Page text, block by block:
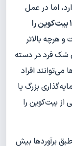
اما در عمل
افرادی با بیش از حدود ۱٬۰۰۰ بیت‌کوین را
و هرچه بالاتر
بدون شک فرد در دسته
افراد
بزرگ یا
بیت‌کوین را
برآوردها بیش